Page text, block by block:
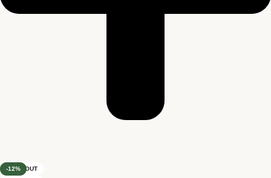
SOLD OUT
-10%
SOLD OUT
-12%